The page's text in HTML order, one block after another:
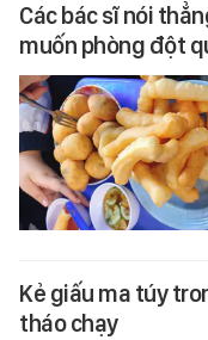
Các bác sĩ nói
muốn phòng đột
Kẻ giấu ma túy
tháo chạy